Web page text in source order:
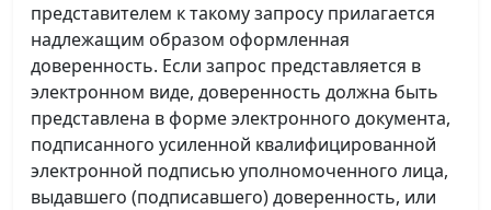
представителем к такому запросу прилагается
надлежащим образом оформленная
доверенность. Если запрос представляется в
электронном виде, доверенность должна быть
представлена в форме электронного документа,
подписанного усиленной квалифицированной
электронной подписью уполномоченного лица,
выдавшего (подписавшего) доверенность, или